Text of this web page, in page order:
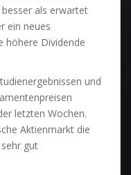
als erwartet
ein neues
höhere Dividende
und
letzten Wochen.
Aktienmarkt die
gut